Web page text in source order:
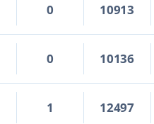
0 10913
0 10136
1 12497